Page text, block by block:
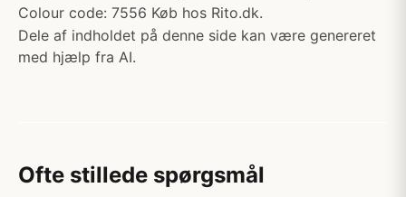
Colour code: 7556 Køb hos Rito.dk.
Dele af indholdet på denne side kan være genereret
med hjælp fra AI.
Ofte stillede spørgsmål